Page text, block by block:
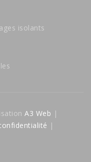
isolants
A3 Web |
|